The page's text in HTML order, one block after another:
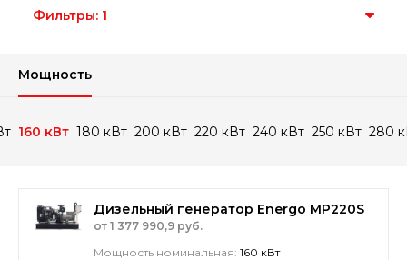
Фильтры: 1
Мощность
160 кВт 180 кВт 200 кВт 220 кВт 240 кВт 250 кВт 280
Дизельный генератор Energo MP220S
от 1 377 990,9 руб.
Мощность номинальная: 160 кВт